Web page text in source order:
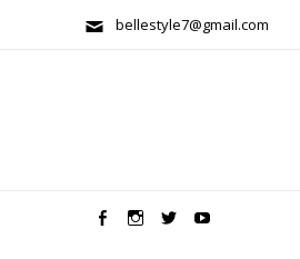
bellestyle7@gmail.com